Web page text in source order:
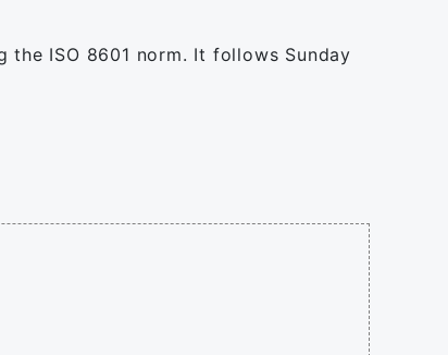
ISO 8601 norm. It follows Sunday